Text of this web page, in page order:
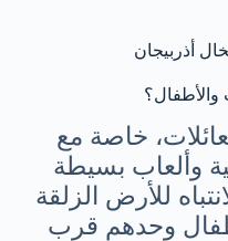
خاصة مع
وألعاب بسيطة
للأرض الزلقة
وحدهم قرب